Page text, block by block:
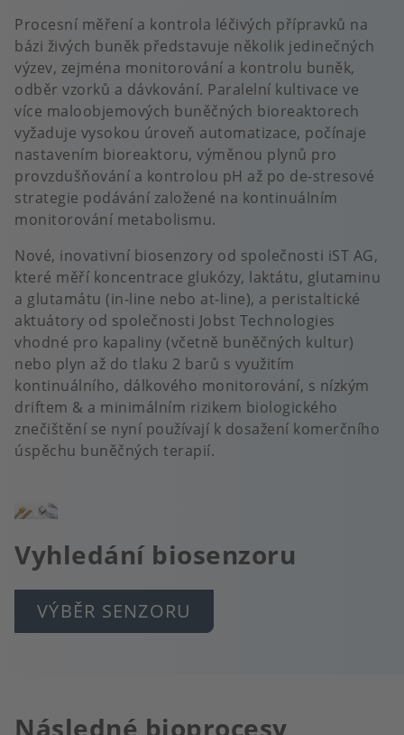
Procesní měření a kontrola léčivých přípravků na
bázi živých buněk představuje několik jedinečných
výzev, zejména monitorování a kontrolu buněk,
odběr vzorků a dávkování. Paralelní kultivace ve
více maloobjemových buněčných bioreaktorech
vyžaduje vysokou úroveň automatizace, počínaje
nastavením bioreaktoru, výměnou plynů pro
provzdušňování a kontrolou pH až po de-stresové
strategie podávání založené na kontinuálním
monitorování metabolismu.
Nové, inovativní biosenzory od společnosti iST AG,
které měří koncentrace glukózy, laktátu, glutaminu
a glutamátu (in-line nebo at-line), a peristaltické
aktuátory od společnosti Jobst Technologies
vhodné pro kapaliny (včetně buněčných kultur)
nebo plyn až do tlaku 2 barů s využitím
kontinuálního, dálkového monitorování, s nízkým
driftem & a minimálním rizikem biologického
znečištění se nyní používají k dosažení komerčního
úspěchu buněčných terapií.
Obrázek
Vyhledání biosenzoru
VÝBĚR SENZORU
Následné bioprocesy